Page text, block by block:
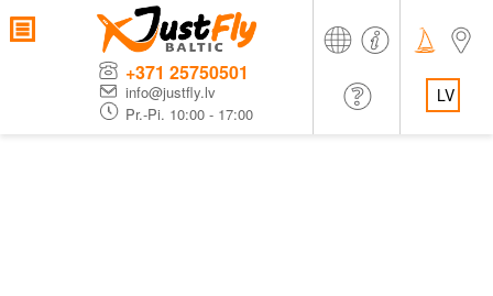
+371 25750501
info@justfly.lv
Pr.-Pi. 10:00 - 17:00
LV